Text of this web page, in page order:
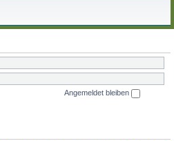
Angemeldet bleiben